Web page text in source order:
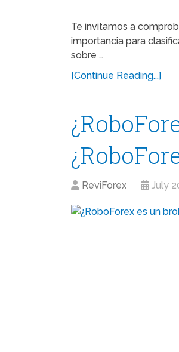
Te invitamos a
importancia para
sobre …
[Continue Reading...]
ReviForex July